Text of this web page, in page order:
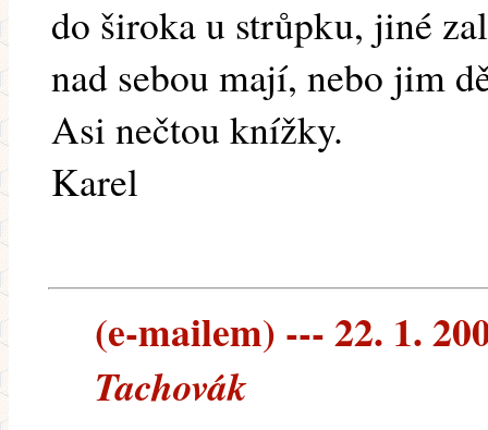
do široka u strůpku, jiné
nad sebou mají, nebo jim
Asi nečtou knížky.
Karel
(e-mailem) --- 22. 1.
Tachovák